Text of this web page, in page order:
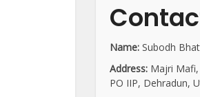
Name: Subodh
Address: Majri
PO IIP, Dehradun,